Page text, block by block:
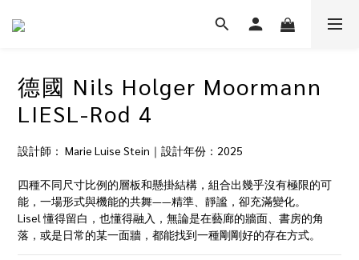
德國 Nils Holger Moormann
LIESL-Rod 4
設計師： Marie Luise Stein｜設計年份：2025
四種不同尺寸比例的層板和懸掛結構，組合出幾乎沒有極限的可
能，一場形式與機能的共舞——精準、靜謐，卻充滿變化。
Lisel 懂得留白，也懂得融入，無論是在藝廊的牆面、書房的角
落，或是日常的某一面牆，都能找到一種剛剛好的存在方式。